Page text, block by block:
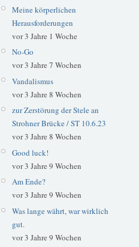
Meine körperlichen
Herausforderungen
vor 3 Jahre 1 Woche
No-Go
vor 3 Jahre 7 Wochen
Vandalismus
vor 3 Jahre 8 Wochen
zur Zerstörung der Stele an
Strohner Brücke / ST 10.6.23
vor 3 Jahre 8 Wochen
Good luck!
vor 3 Jahre 9 Wochen
Am Ende?
vor 3 Jahre 9 Wochen
Was lange währt, war wirklich
gut.
vor 3 Jahre 9 Wochen